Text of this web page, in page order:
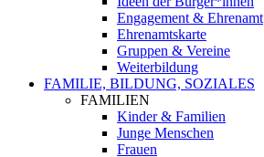
Engagement & Ehrenamt
Ehrenamtskarte
Gruppen & Vereine
Weiterbildung
FAMILIE, BILDUNG, SOZIALES
FAMILIEN
Kinder & Familien
Junge Menschen
Frauen